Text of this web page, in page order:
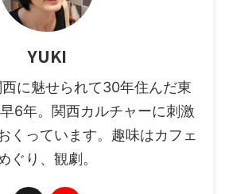
YUKI
に魅せられて30年住んだ東
6年。関西カルチャーに刺激
くっています。趣味はカフェ
ぐり、観劇。